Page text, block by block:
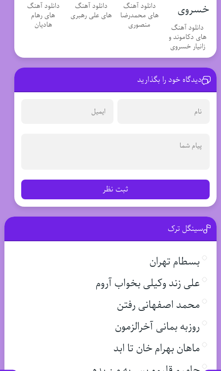
دانلود آهنگ
های دکاموند و
زانیار خسروی
دانلود آهنگ
های محمدرضا
منصوری
دانلود آهنگ
های علی رهبری
دانلود آهنگ
های رهام
هادیان
دیدگاه خود را بگذارید
ثبت نظر
سینگل ترک
بسطام تهران
علی زند وکیلی بخواب آروم
محمد اصفهانی رفتن
روزبه بمانی آخرالزمون
ماهان بهرام خان تا ابد